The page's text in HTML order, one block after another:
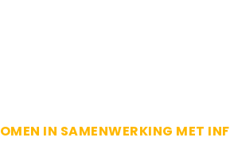
IN SAMENWERKING MET